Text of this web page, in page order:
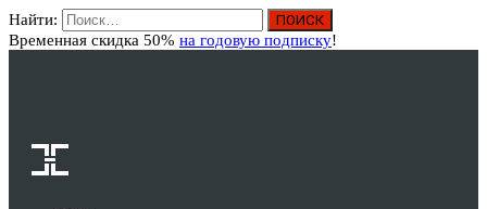
Найти:
Временная скидка 50% на годовую подписку!